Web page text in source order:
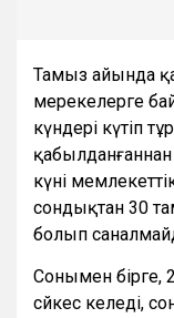
Тамыз айында
мерекелерге
күндері күтіп
күні
сондықтан 30
болып
Сонымен бірге,
сәйкес келеді,